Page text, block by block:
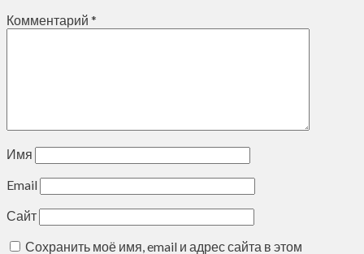
Комментарий *
Имя
Email
Сайт
Сохранить моё имя, email и адрес сайта в этом